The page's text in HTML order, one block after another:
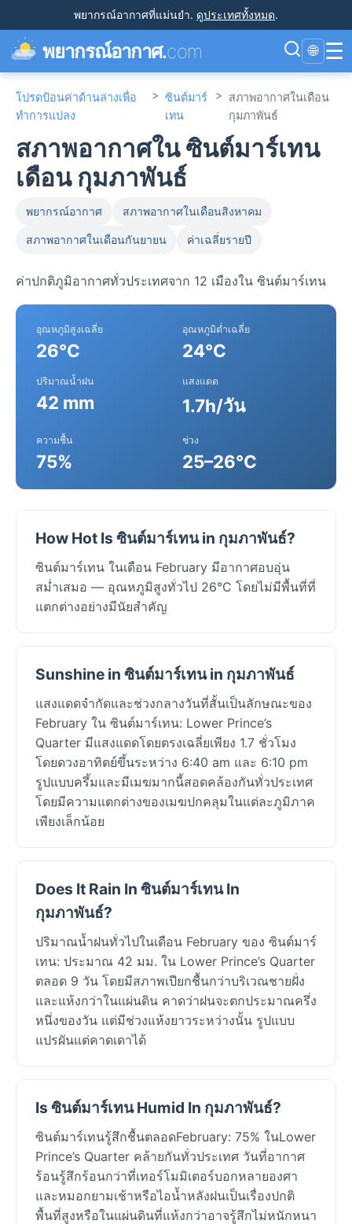
พยากรณ์อากาศที่แม่นยำ. ดูประเทศทั้งหมด.
พยากรณ์อากาศ.com 🌐 ☰
โปรดป้อนค่าด้านล่างเพื่อ
ทำการแปลง
> ซินต์มาร์
เทน
> สภาพอากาศในเดือน
กุมภาพันธ์
สภาพอากาศใน ซินต์มาร์เทน
เดือน กุมภาพันธ์
พยากรณ์อากาศ สภาพอากาศในเดือนสิงหาคม
สภาพอากาศในเดือนกันยายน ค่าเฉลี่ยรายปี
ค่าปกติภูมิอากาศทั่วประเทศจาก 12 เมืองใน ซินต์มาร์เทน
อุณหภูมิสูงเฉลี่ย
26°C
อุณหภูมิต่ำเฉลี่ย
24°C
ปริมาณน้ำฝน
42 mm
แสงแดด
1.7h/วัน
ความชื้น
75%
ช่วง
25–26°C
How Hot Is ซินต์มาร์เทน in กุมภาพันธ์?
ซินต์มาร์เทน ในเดือน February มีอากาศอบอุ่น
สม่ำเสมอ — อุณหภูมิสูงทั่วไป 26°C โดยไม่มีพื้นที่ที่
แตกต่างอย่างมีนัยสำคัญ
Sunshine in ซินต์มาร์เทน in กุมภาพันธ์
แสงแดดจำกัดและช่วงกลางวันที่สั้นเป็นลักษณะของ
February ใน ซินต์มาร์เทน: Lower Prince’s
Quarter มีแสงแดดโดยตรงเฉลี่ยเพียง 1.7 ชั่วโมง
โดยดวงอาทิตย์ขึ้นระหว่าง 6:40 am และ 6:10 pm
รูปแบบครึ้มและมีเมฆมากนี้สอดคล้องกันทั่วประเทศ
โดยมีความแตกต่างของเมฆปกคลุมในแต่ละภูมิภาค
เพียงเล็กน้อย
Does It Rain In ซินต์มาร์เทน In
กุมภาพันธ์?
ปริมาณน้ำฝนทั่วไปในเดือน February ของ ซินต์มาร์
เทน: ประมาณ 42 มม. ใน Lower Prince’s Quarter
ตลอด 9 วัน โดยมีสภาพเปียกชื้นกว่าบริเวณชายฝั่ง
และแห้งกว่าในแผ่นดิน คาดว่าฝนจะตกประมาณครึ่ง
หนึ่งของวัน แต่มีช่วงแห้งยาวระหว่างนั้น รูปแบบ
แปรผันแต่คาดเดาได้
Is ซินต์มาร์เทน Humid In กุมภาพันธ์?
ซินต์มาร์เทนรู้สึกชื้นตลอดFebruary: 75% ในLower
Prince’s Quarter คล้ายกันทั่วประเทศ วันที่อากาศ
ร้อนรู้สึกร้อนกว่าที่เทอร์โมมิเตอร์บอกหลายองศา
และหมอกยามเช้าหรือไอน้ำหลังฝนเป็นเรื่องปกติ
พื้นที่สูงหรือในแผ่นดินที่แห้งกว่าอาจรู้สึกไม่หนักหนา